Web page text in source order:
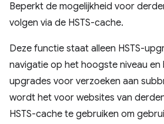
Beperkt de mogelijkheid voor
volgen via de HSTS-cache.
Deze functie staat alleen HSTS-
navigatie op het hoogste niveau en
upgrades voor verzoeken aan
wordt het voor websites van
HSTS-cache te gebruiken om